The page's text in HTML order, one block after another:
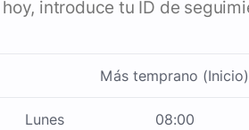
hoy, introduce tu ID de
Más temprano (Inicio)
Lunes 08:00